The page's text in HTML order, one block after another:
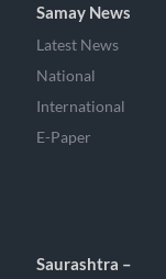
Samay News
Latest News
National
International
E-Paper
Saurashtra –